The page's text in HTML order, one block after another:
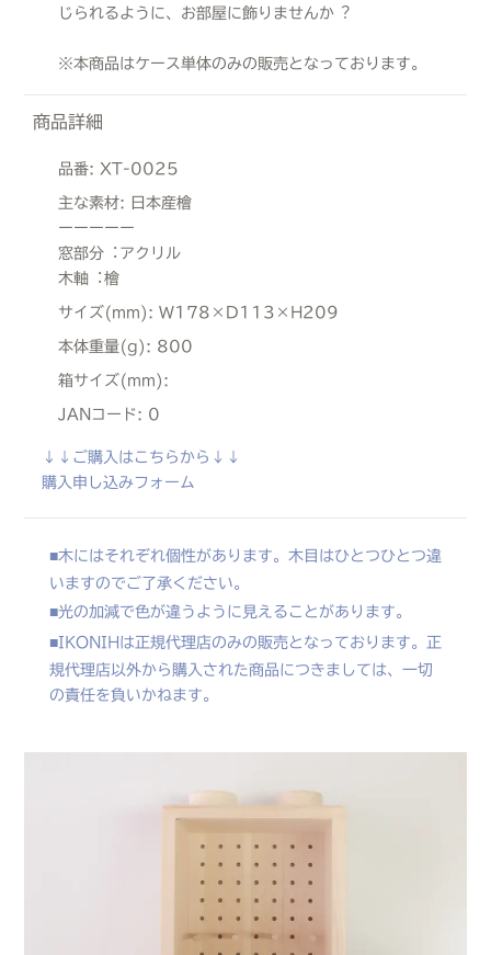
じられるように、お部屋に飾りませんか︖
※本商品はケース単体のみの販売となっております。
商品詳細
品番: XT-0025
主な素材:
日本産檜
ーーーーー
窓部分︓アクリル
木軸︓檜
サイズ(mm): W178×D113×H209
本体重量(g): 800
箱サイズ(mm):
JANコード: 0
↓↓ご購入はこちらから↓↓
購入申し込みフォーム
木にはそれぞれ個性があります。木目はひとつひとつ違
いますのでご了承ください。
光の加減で色が違うように見えることがあります。
IKONIHは正規代理店のみの販売となっております。正
規代理店以外から購入された商品につきましては、一切
の責任を負いかねます。